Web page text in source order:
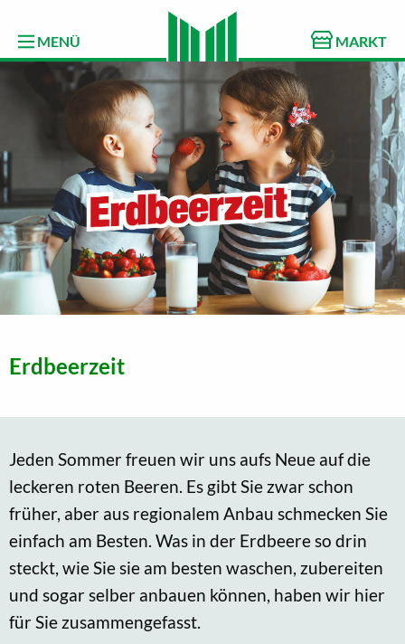
MENÜ MARKT
Erdbeerzeit
Jeden Sommer freuen wir uns aufs Neue auf die
leckeren roten Beeren. Es gibt Sie zwar schon
früher, aber aus regionalem Anbau schmecken Sie
einfach am Besten. Was in der Erdbeere so drin
steckt, wie Sie sie am besten waschen, zubereiten
und sogar selber anbauen können, haben wir hier
für Sie zusammengefasst.